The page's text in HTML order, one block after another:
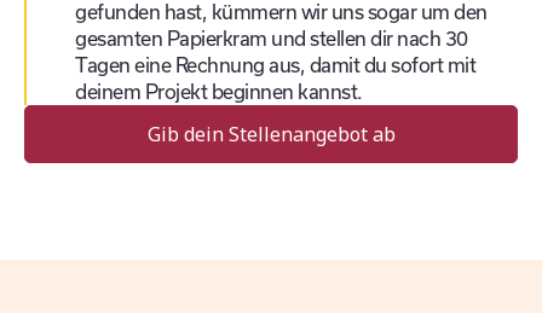
gefunden hast, kümmern wir uns sogar um den
gesamten Papierkram und stellen dir nach 30
Tagen eine Rechnung aus, damit du sofort mit
deinem Projekt beginnen kannst.
Gib dein Stellenangebot ab